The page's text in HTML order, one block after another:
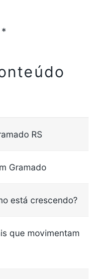
RS
Gramado
está crescendo?
que movimentam